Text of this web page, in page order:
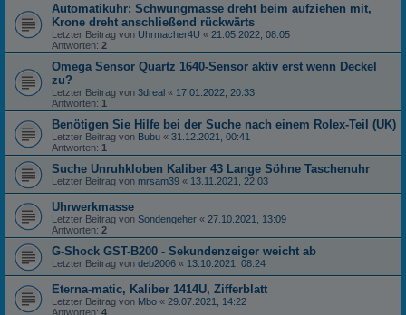
Automatikuhr: Schwungmasse dreht beim aufziehen mit,
Krone dreht anschließend rückwärts
Letzter Beitrag von Uhrmacher4U « 21.05.2022, 08:05
Antworten: 2
Omega Sensor Quartz 1640-Sensor aktiv erst wenn Deckel
zu?
Letzter Beitrag von 3dreal « 17.01.2022, 20:33
Antworten: 1
Benötigen Sie Hilfe bei der Suche nach einem Rolex-Teil (UK)
Letzter Beitrag von Bubu « 31.12.2021, 00:41
Antworten: 1
Suche Unruhkloben Kaliber 43 Lange Söhne Taschenuhr
Letzter Beitrag von mrsam39 « 13.11.2021, 22:03
Uhrwerkmasse
Letzter Beitrag von Sondengeher « 27.10.2021, 13:09
Antworten: 2
G-Shock GST-B200 - Sekundenzeiger weicht ab
Letzter Beitrag von deb2006 « 13.10.2021, 08:24
Eterna-matic, Kaliber 1414U, Zifferblatt
Letzter Beitrag von Mbo « 29.07.2021, 14:22
Antworten: 4